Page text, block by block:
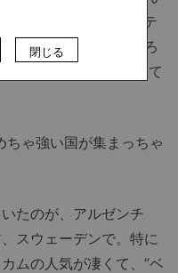
いうこともあって、テ
てみようと思っていろ
の組”って言われていて
ちゃ強い国が集まっちゃ
たのが、アルゼンチ
スウェーデンで。特に
ムの人気が凄くて、”ベ
閉じる